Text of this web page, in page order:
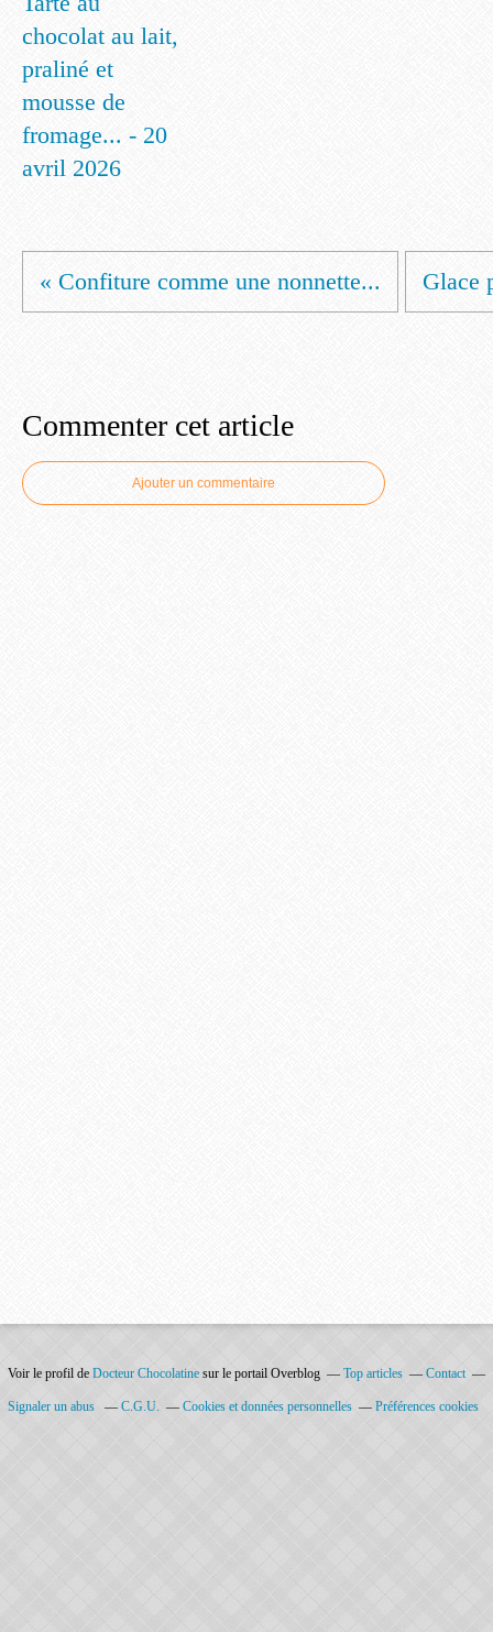
chocolat au lait,
praliné et
mousse de
fromage... - 20
avril 2026
« Confiture comme une nonnette... Glace
Commenter cet article
Ajouter un commentaire
Voir le profil de Docteur Chocolatine sur le portail Overblog Top articles Contact
Signaler un abus C.G.U. Cookies et données personnelles Préférences cookies